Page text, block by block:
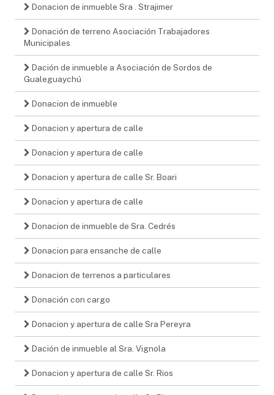
Donacion de inmueble Sra . Strajimer
Donación de terreno Asociación Trabajadores
Municipales
Dación de inmueble a Asociación de Sordos de
Gualeguaychú
Donacion de inmueble
Donacion y apertura de calle
Donacion y apertura de calle
Donacion y apertura de calle Sr. Boari
Donacion y apertura de calle
Donacion de inmueble de Sra. Cedrés
Donacion para ensanche de calle
Donacion de terrenos a particulares
Donación con cargo
Donacion y apertura de calle Sra Pereyra
Dación de inmueble al Sra. Vignola
Donacion y apertura de calle Sr. Rios